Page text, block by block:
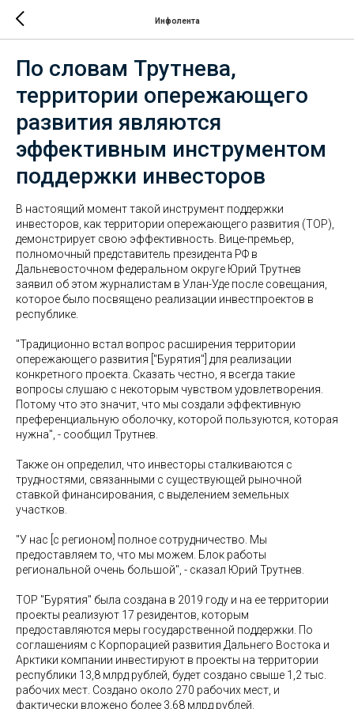
Инфолента
По словам Трутнева,
территории опережающего
развития являются
эффективным инструментом
поддержки инвесторов
В настоящий момент такой инструмент поддержки
инвесторов, как территории опережающего развития (ТОР),
демонстрирует свою эффективность. Вице-премьер,
полномочный представитель президента РФ в
Дальневосточном федеральном округе Юрий Трутнев
заявил об этом журналистам в Улан-Уде после совещания,
которое было посвящено реализации инвестпроектов в
республике.
"Традиционно встал вопрос расширения территории
опережающего развития ["Бурятия"] для реализации
конкретного проекта. Сказать честно, я всегда такие
вопросы слушаю с некоторым чувством удовлетворения.
Потому что это значит, что мы создали эффективную
преференциальную оболочку, которой пользуются, которая
нужна", - сообщил Трутнев.
Также он определил, что инвесторы сталкиваются с
трудностями, связанными с существующей рыночной
ставкой финансирования, с выделением земельных
участков.
"У нас [с регионом] полное сотрудничество. Мы
предоставляем то, что мы можем. Блок работы
региональной очень большой", - сказал Юрий Трутнев.
ТОР "Бурятия" была создана в 2019 году и на ее территории
проекты реализуют 17 резидентов, которым
предоставляются меры государственной поддержки. По
соглашениям с Корпорацией развития Дальнего Востока и
Арктики компании инвестируют в проекты на территории
республики 13,8 млрд рублей, будет создано свыше 1,2 тыс.
рабочих мест. Создано около 270 рабочих мест, и
фактически вложено более 3,68 млрд рублей.